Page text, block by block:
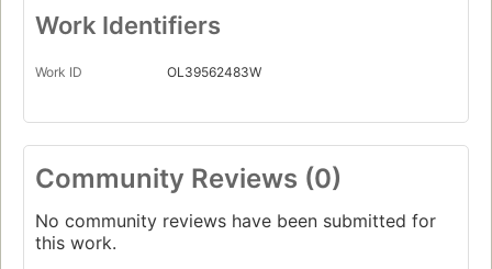
Work Identifiers
Work ID OL39562483W
Community Reviews (0)
No community reviews have been submitted for
this work.